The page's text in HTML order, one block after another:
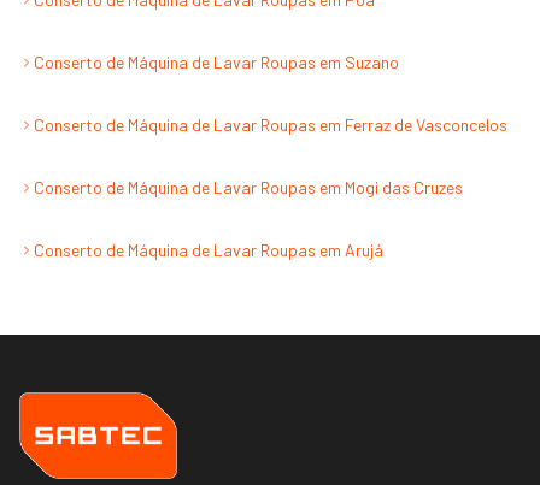
Conserto de Máquina de Lavar Roupas em Suzano
Conserto de Máquina de Lavar Roupas em Ferraz de Vasconcelos
Conserto de Máquina de Lavar Roupas em Mogi das Cruzes
Conserto de Máquina de Lavar Roupas em Arujá